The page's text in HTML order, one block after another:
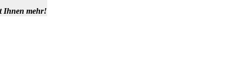
Ihnen mehr!